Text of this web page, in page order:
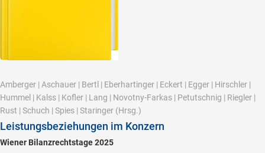
Amberger | Aschauer | Bertl | Eberhartinger | Eckert | Egger | Hirschler |
Hummel | Kalss | Kofler | Lang | Novotny-Farkas | Petutschnig | Riegler |
Rust | Schuch | Spies | Staringer (Hrsg.)
Leistungsbeziehungen im Konzern
Wiener Bilanzrechtstage 2025